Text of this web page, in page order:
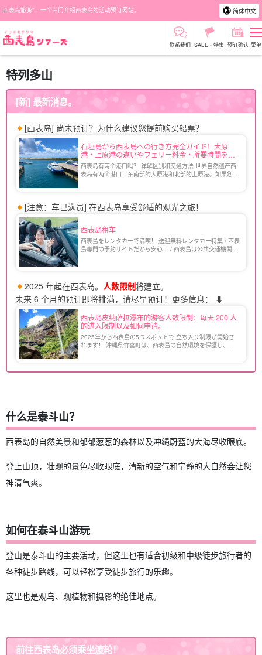
西表岛旅游"，一个专门介绍西表岛的活动预订网站。 简体中文
联系我们 SALE・特集 预订确认 菜单
特列多山
[新] 最新消息。
[西表岛] 尚未预订？为什么建议您提前购买船票？
石垣島から西表島への行き方完全ガイド！大原
港・上原港の違いやフェリー料金・所要時間を徹
底解説
西表岛有两个港口吗？ 详解区别和交通方法 世界自然遗产西
表岛有两个港口：东南部的大原港和北部的上原港。如果您是
[注意：车已满员] 在西表岛享受舒适的观光之旅！
西表岛租车
西表島をレンタカーで満喫！ 送迎無料レンタカー特集 \ 西表
島専門の予約サイトだから安心！ / 西表島は公共交通機関の
2025 年起在西表岛。 人数限制将建立。
未来 6 个月的预订即将排满，请尽早预订！更多信息： ⬇︎
西表岛皮纳萨拉瀑布的游客人数限制：每天 200 人
的进入限制以及如何申请。
2025年から西表島の5つスポットで 立ち入り制限が開始さ
れます！ 沖縄県竹富町は、西表島の自然環境を保護し、持
[…]
什么是泰斗山？
西表岛的自然美景和郁郁葱葱的森林以及冲绳蔚蓝的大海尽收眼底。
登上山顶，壮观的景色尽收眼底，清新的空气和宁静的大自然会让您
神清气爽。
如何在泰斗山游玩
登山是泰斗山的主要活动，但这里也有适合初级和中级徒步旅行者的
各种徒步路线，可以轻松享受徒步旅行的乐趣。
这里也是观鸟、观植物和摄影的绝佳地点。
前往西表岛必须乘坐渡轮！